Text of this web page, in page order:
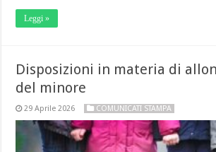
Leggi »
Disposizioni in materia di
del minore
29 Aprile 2026 COMUNICATI STAMPA